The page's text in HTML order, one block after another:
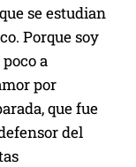
se estudian
Porque soy
a
por
que fue
del